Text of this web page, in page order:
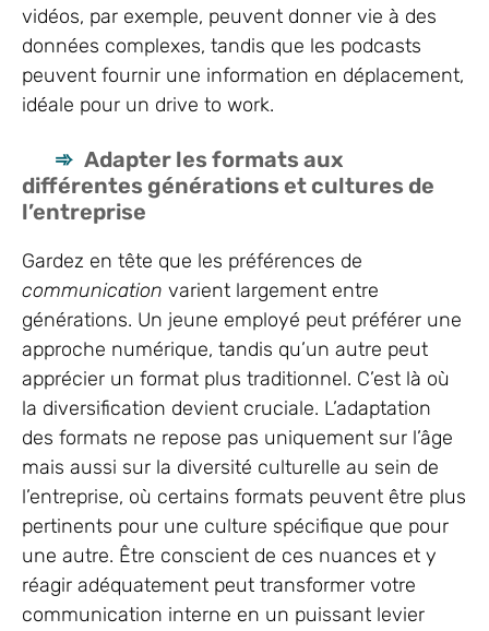
vidéos, par exemple, peuvent donner vie à des
données complexes, tandis que les podcasts
peuvent fournir une information en déplacement,
idéale pour un drive to work.
Adapter les formats aux
différentes générations et cultures de
l’entreprise
Gardez en tête que les préférences de
communication varient largement entre
générations. Un jeune employé peut préférer une
approche numérique, tandis qu’un autre peut
apprécier un format plus traditionnel. C’est là où
la diversification devient cruciale. L’adaptation
des formats ne repose pas uniquement sur l’âge
mais aussi sur la diversité culturelle au sein de
l’entreprise, où certains formats peuvent être plus
pertinents pour une culture spécifique que pour
une autre. Être conscient de ces nuances et y
réagir adéquatement peut transformer votre
communication interne en un puissant levier